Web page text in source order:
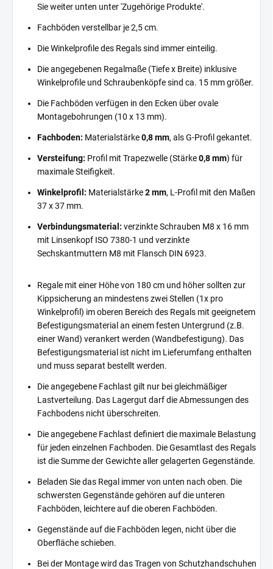
Sie weiter unten unter 'Zugehörige Produkte'.
Fachböden verstellbar je 2,5 cm.
Die Winkelprofile des Regals sind immer einteilig.
Die angegebenen Regalmaße (Tiefe x Breite) inklusive
Winkelprofile und Schraubenköpfe sind ca. 15 mm größer.
Die Fachböden verfügen in den Ecken über ovale
Montagebohrungen (10 x 13 mm).
Fachboden: Materialstärke0,8 mm, als G-Profil gekantet.
Versteifung: Profil mit Trapezwelle (Stärke0,8 mm) für
maximale Steifigkeit.
Winkelprofil: Materialstärke2 mm, L-Profil mit den Maßen
37 x 37 mm.
Verbindungsmaterial: verzinkte Schrauben M8 x 16 mm
mit Linsenkopf ISO 7380-1 und verzinkte
Sechskantmuttern M8 mit Flansch DIN 6923.
Regale mit einer Höhe von 180 cm und höher sollten zur
Kippsicherung an mindestens zwei Stellen (1x pro
Winkelprofil) im oberen Bereich des Regals mit geeignetem
Befestigungsmaterial an einem festen Untergrund (z.B.
einer Wand) verankert werden (Wandbefestigung). Das
Befestigungsmaterial ist nicht im Lieferumfang enthalten
und muss separat bestellt werden.
Die angegebene Fachlast gilt nur bei gleichmäßiger
Lastverteilung. Das Lagergut darf die Abmessungen des
Fachbodens nicht überschreiten.
Die angegebene Fachlast definiert die maximale Belastung
für jeden einzelnen Fachboden. Die Gesamtlast des Regals
ist die Summe der Gewichte aller gelagerten Gegenstände.
Beladen Sie das Regal immer von unten nach oben. Die
schwersten Gegenstände gehören auf die unteren
Fachböden, leichtere auf die oberen Fachböden.
Gegenstände auf die Fachböden legen, nicht über die
Oberfläche schieben.
Bei der Montage wird das Tragen von Schutzhandschuhen